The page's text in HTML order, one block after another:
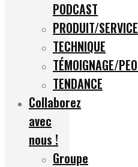
PODCAST
PRODUIT/SERVICE
TECHNIQUE
TÉMOIGNAGE/
TENDANCE
Collaborez
avec
nous !
Groupe